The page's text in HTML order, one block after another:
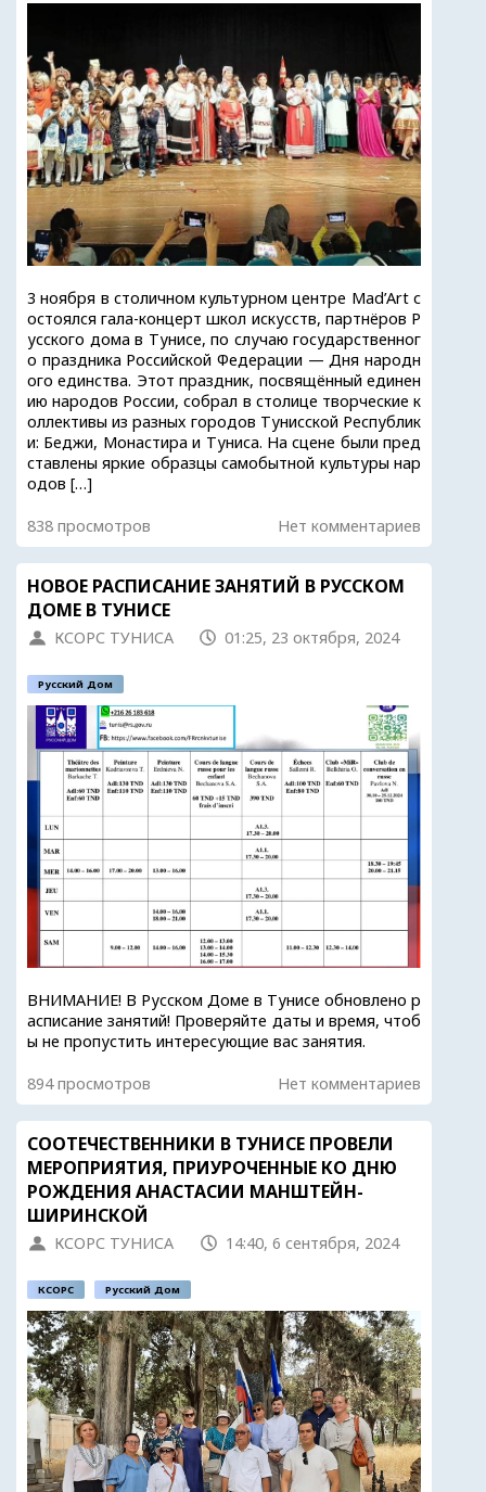
3 ноября в столичном культурном центре Mad’Art с
остоялся гала-концерт школ искусств, партнёров Р
усского дома в Тунисе, по случаю государственног
о праздника Российской Федерации — Дня народн
ого единства. Этот праздник, посвящённый единен
ию народов России, собрал в столице творческие к
оллективы из разных городов Тунисской Республик
и: Беджи, Монастира и Туниса. На сцене были пред
ставлены яркие образцы самобытной культуры нар
одов […]
838 просмотров Нет комментариев
НОВОЕ РАСПИСАНИЕ ЗАНЯТИЙ В РУССКОМ
ДОМЕ В ТУНИСЕ
КСОРС ТУНИСА 01:25, 23 октября, 2024
Русский Дом
ВНИМАНИЕ! В Русском Доме в Тунисе обновлено р
асписание занятий! Проверяйте даты и время, чтоб
ы не пропустить интересующие вас занятия.
894 просмотров Нет комментариев
СООТЕЧЕСТВЕННИКИ В ТУНИСЕ ПРОВЕЛИ
МЕРОПРИЯТИЯ, ПРИУРОЧЕННЫЕ КО ДНЮ
РОЖДЕНИЯ АНАСТАСИИ МАНШТЕЙН-
ШИРИНСКОЙ
КСОРС ТУНИСА 14:40, 6 сентября, 2024
КСОРС Русский Дом